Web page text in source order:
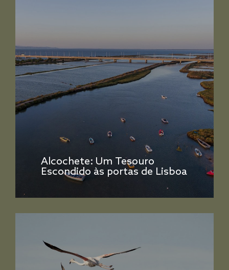
Alcochete: Um Tesouro
Escondido às portas de Lisboa